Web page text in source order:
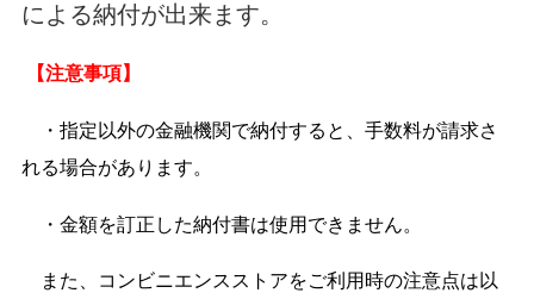
による納付が出来ます。
【注意事項】
・指定以外の金融機関で納付すると、手数料が請求さ
れる場合があります。
・金額を訂正した納付書は使用できません。
また、コンビニエンスストアをご利用時の注意点は以